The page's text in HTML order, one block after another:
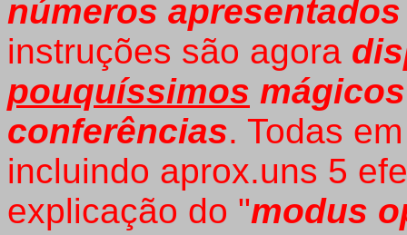
números
instruções são agora
pouquíssimos mágicos
conferências. Todas
incluindo aprox.uns 5
explicação do "modus